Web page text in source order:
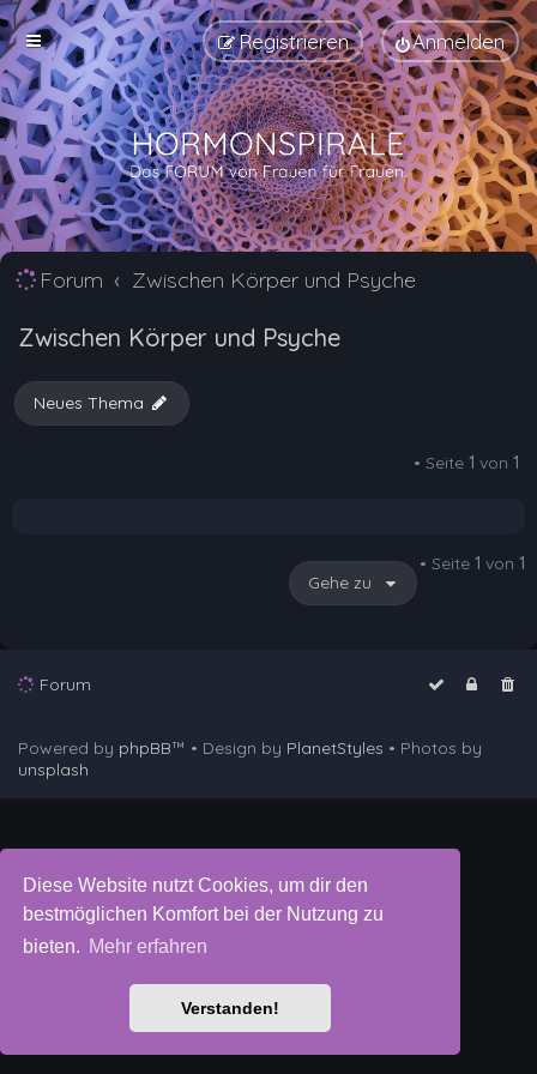
Diese Website nutzt Cookies, um dir den
bestmöglichen Komfort bei der Nutzung zu
bieten. Mehr erfahren
Verstanden!
Anmelden
Registrieren
Forum Zwischen Körper und Psyche
Zwischen Körper und Psyche
Neues Thema
• Seite 1 von 1
• Seite 1 von 1
Gehe zu
Forum
Powered by phpBB™ • Design by PlanetStyles • Photos by
unsplash